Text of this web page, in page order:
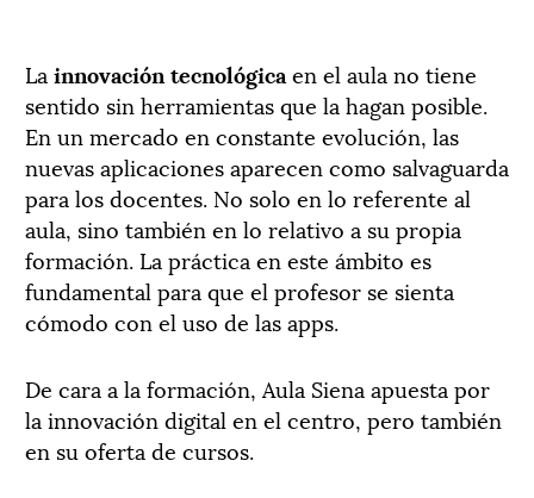
La innovación tecnológica en el aula no tiene
sentido sin herramientas que la hagan posible.
En un mercado en constante evolución, las
nuevas aplicaciones aparecen como salvaguarda
para los docentes. No solo en lo referente al
aula, sino también en lo relativo a su propia
formación. La práctica en este ámbito es
fundamental para que el profesor se sienta
cómodo con el uso de las apps.
De cara a la formación, Aula Siena apuesta por
la innovación digital en el centro, pero también
en su oferta de cursos.